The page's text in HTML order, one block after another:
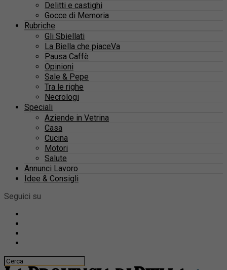
Delitti e castighi
Gocce di Memoria
Rubriche
Gli Sbiellati
La Biella che piaceVa
Pausa Caffè
Opinioni
Sale & Pepe
Tra le righe
Necrologi
Speciali
Aziende in Vetrina
Casa
Cucina
Motori
Salute
Annunci Lavoro
Idee & Consigli
Seguici su